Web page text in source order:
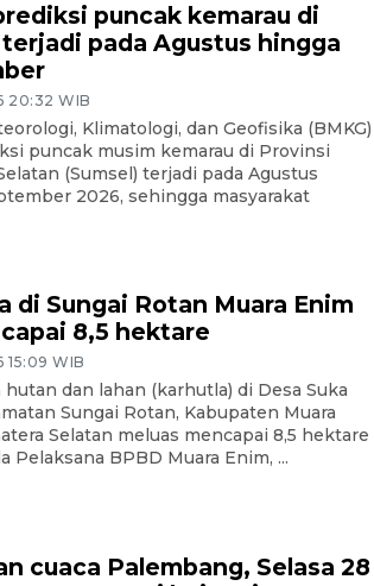
puncak kemarau di
pada Agustus hingga
20:32 WIB
Klimatologi, dan Geofisika (BMKG)
puncak musim kemarau di Provinsi
(Sumsel) terjadi pada Agustus
2026, sehingga masyarakat
di Sungai Rotan Muara Enim
8,5 hektare
15:09 WIB
hutan dan lahan (karhutla) di Desa Suka
Sungai Rotan, Kabupaten Muara
Selatan meluas mencapai 8,5 hektare
Pelaksana BPBD Muara Enim, ...
cuaca Palembang, Selasa 28